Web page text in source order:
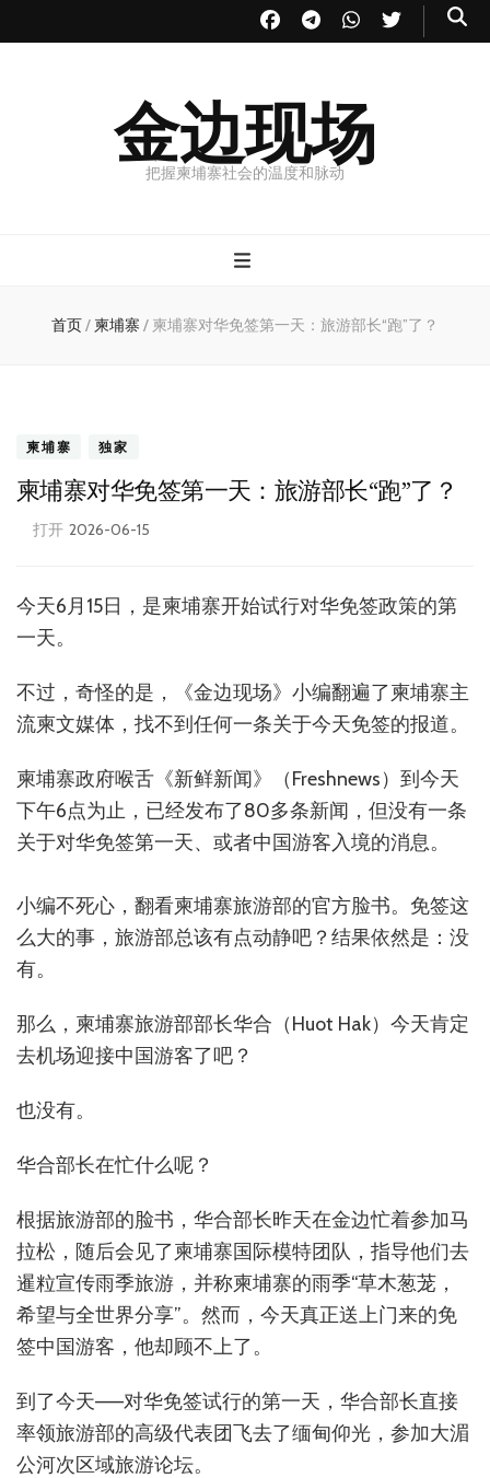
金边现场
把握柬埔寨社会的温度和脉动
首页/ 柬埔寨 / 柬埔寨对华免签第一天：旅游部长“跑”了？
柬埔寨 独家
柬埔寨对华免签第一天：旅游部长“跑”了？
打开 2026-06-15
今天6月15日，是柬埔寨开始试行对华免签政策的第
一天。
不过，奇怪的是，《金边现场》小编翻遍了柬埔寨主
流柬文媒体，找不到任何一条关于今天免签的报道。
柬埔寨政府喉舌《新鲜新闻》（Freshnews）到今天
下午6点为止，已经发布了80多条新闻，但没有一条
关于对华免签第一天、或者中国游客入境的消息。
小编不死心，翻看柬埔寨旅游部的官方脸书。免签这
么大的事，旅游部总该有点动静吧？结果依然是：没
有。
那么，柬埔寨旅游部部长华合（Huot Hak）今天肯定
去机场迎接中国游客了吧？
也没有。
华合部长在忙什么呢？
根据旅游部的脸书，华合部长昨天在金边忙着参加马
拉松，随后会见了柬埔寨国际模特团队，指导他们去
暹粒宣传雨季旅游，并称柬埔寨的雨季“草木葱茏，
希望与全世界分享”。然而，今天真正送上门来的免
签中国游客，他却顾不上了。
到了今天——对华免签试行的第一天，华合部长直接
率领旅游部的高级代表团飞去了缅甸仰光，参加大湄
公河次区域旅游论坛。